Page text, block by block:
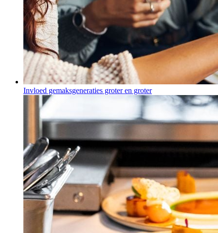
Invloed gemaksgeneraties groter en groter